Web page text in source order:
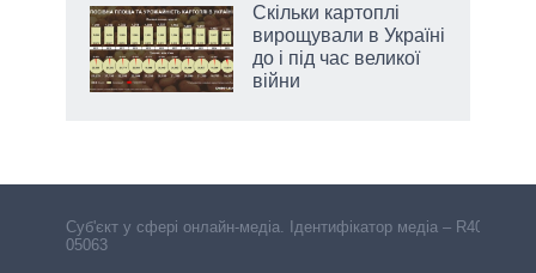
Скільки картоплі
вирощували в Україні
до і під час великої
війни
Cуб'єкт у сфері онлайн-медіа. Ідентифікатор медіа – R40-
05063